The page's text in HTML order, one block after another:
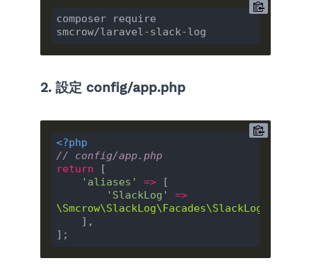
composer require
2. 設定 config/app.php
<?php
// config/app.php
return [
'aliases'
=> [
'SlackLog'
=>
\Smcrow\SlackLog\Facades\SlackLog